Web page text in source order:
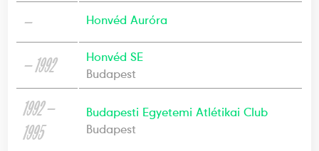
— Honvéd Auróra
— 1992
Honvéd SE
Budapest
1992 —
1995
Budapesti Egyetemi Atlétikai Club
Budapest